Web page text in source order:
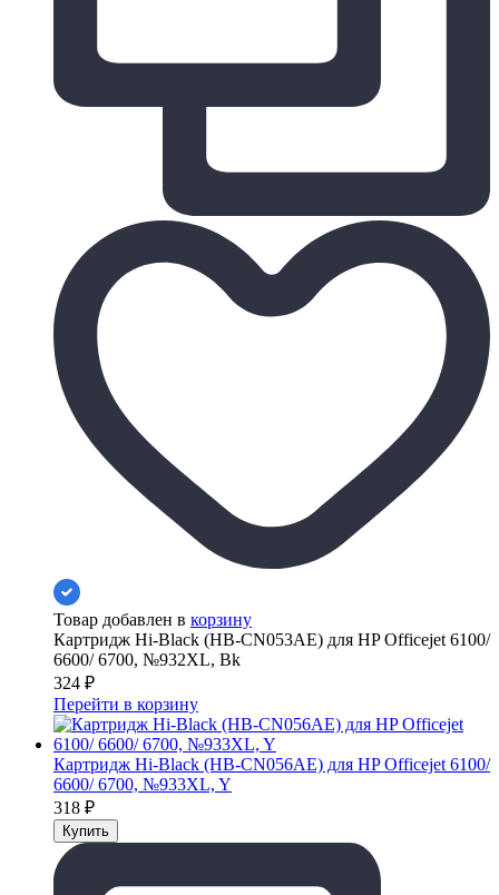
Товар добавлен в корзину
Картридж Hi-Black (HB-CN053AE) для HP Officejet 6100/
6600/ 6700, №932XL, Bk
324 ₽
Перейти в корзину
Картридж Hi-Black (HB-CN056AE) для HP Officejet 6100/
6600/ 6700, №933XL, Y
318 ₽